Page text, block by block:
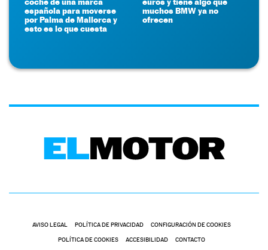
española para moverse
por Palma de Mallorca y
esto es lo que cuesta
muchos BMW ya no
ofrecen
AVISO LEGAL POLÍTICA DE PRIVACIDAD CONFIGURACIÓN DE COOKIES
POLÍTICA DE COOKIES ACCESIBILIDAD CONTACTO